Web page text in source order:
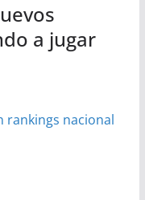
a jugar
rankings nacional